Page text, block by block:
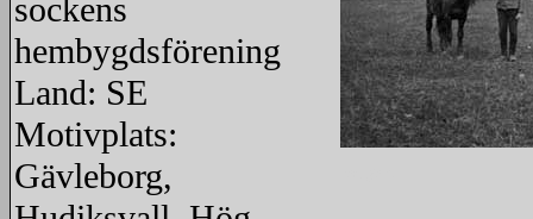
sockens
hembygdsförening
Land: SE
Motivplats:
Gävleborg,